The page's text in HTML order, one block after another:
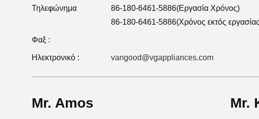
Τηλεφώνημα
86-180-6461-5886(Εργασία Χρόνος)
86-180-6461-5886(Χρόνος εκτός
Φαξ :
Ηλεκτρονικό : vangood@vgappliances.com
Mr. Amos Mr.